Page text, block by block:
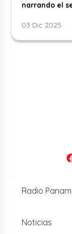
narrando el
03 Dic 2025
Radio
Noticias